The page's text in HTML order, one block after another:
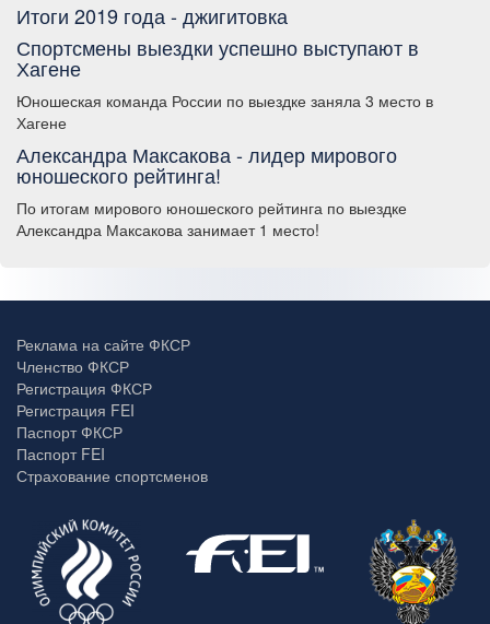
Итоги 2019 года - джигитовка
Спортсмены выездки успешно выступают в
Хагене
Юношеская команда России по выездке заняла 3 место в
Хагене
Александра Максакова - лидер мирового
юношеского рейтинга!
По итогам мирового юношеского рейтинга по выездке
Александра Максакова занимает 1 место!
Реклама на сайте ФКСР
Членство ФКСР
Регистрация ФКСР
Регистрация FEI
Паспорт ФКСР
Паспорт FEI
Страхование спортсменов